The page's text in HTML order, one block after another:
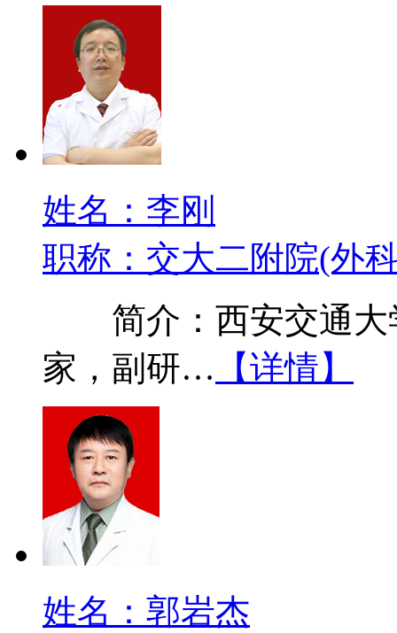
姓名：李刚
职称：交大二附院(外
简介：西安交通大
家，副研… 【详情】
姓名：郭岩杰